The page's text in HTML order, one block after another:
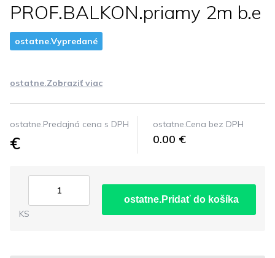
PROF.BALKON.priamy 2m b.e
ostatne.Vypredané
ostatne.Zobraziť viac
ostatne.Predajná cena s DPH
€
ostatne.Cena bez DPH
0.00 €
KS
ostatne.Pridať do košíka